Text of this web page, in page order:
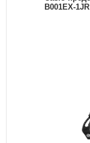
B001EX-1JR